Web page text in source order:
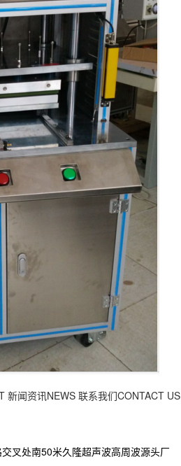
新闻资讯NEWS 联系我们CONTACT US
叉处南50米久隆超声波高周波源头厂